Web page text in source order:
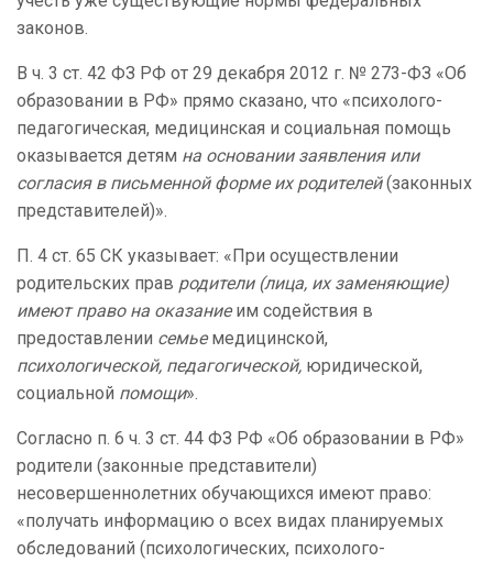
законов.
В ч. 3 ст. 42 ФЗ РФ от 29 декабря 2012 г. № 273-ФЗ «Об
образовании в РФ» прямо сказано, что «психолого-
педагогическая, медицинская и социальная помощь
оказывается детям на основании заявления или
согласия в письменной форме их родителей(законных
представителей)».
П. 4 ст. 65 СК указывает: «При осуществлении
родительских прав родители (лица, их заменяющие)
имеют право на оказаниеим содействия в
предоставлении семьемедицинской,
психологической, педагогической, юридической,
социальной помощи».
Согласно п. 6 ч. 3 ст. 44 ФЗ РФ «Об образовании в РФ»
родители (законные представители)
несовершеннолетних обучающихся имеют право:
«получать информацию о всех видах планируемых
обследований (психологических, психолого-